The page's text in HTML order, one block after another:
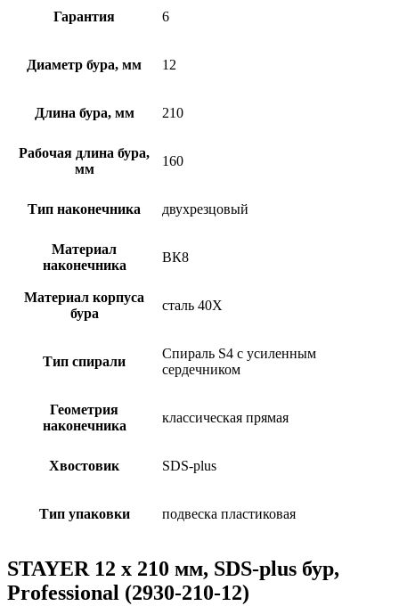
Гарантия 6
Диаметр бура, мм 12
Длина бура, мм 210
Рабочая длина бура,
мм
160
Тип наконечника двухрезцовый
Материал
наконечника
ВК8
Материал корпуса
бура
сталь 40Х
Тип спирали
Спираль S4 с усиленным
сердечником
Геометрия
наконечника
классическая прямая
Хвостовик SDS-plus
Тип упаковки подвеска пластиковая
STAYER 12 x 210 мм, SDS-plus бур,
Professional (2930-210-12)